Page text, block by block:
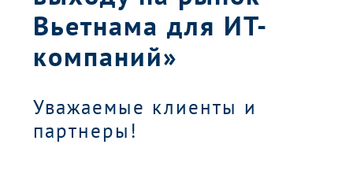
Вьетнама для ИТ-
компаний»
Уважаемые клиенты и
партнеры!